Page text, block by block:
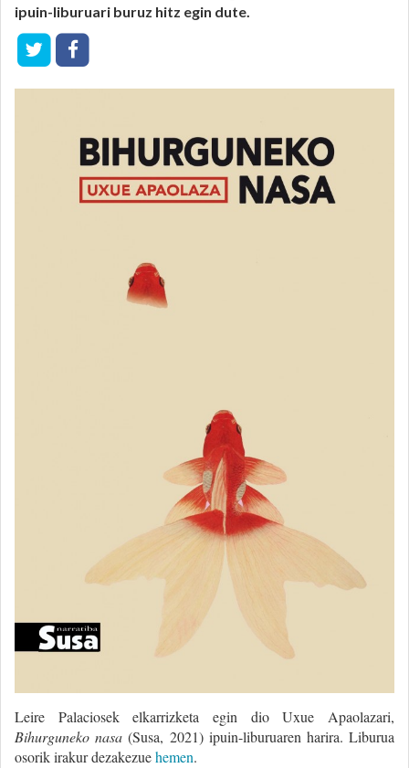
ipuin-liburuari buruz hitz egin dute.
Leire Palaciosek elkarrizketa egin dio Uxue Apaolazari,
Bihurguneko nasa (Susa, 2021) ipuin-liburuaren harira. Liburua
osorik irakur dezakezuehemen.